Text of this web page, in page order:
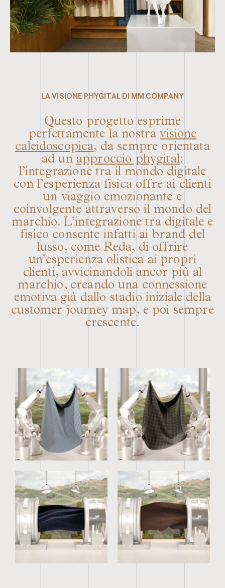
LA VISIONE PHYGITAL DI MM COMPANY
Questo progetto esprime
perfettamente la nostravisione
caleidoscopica, da sempre orientata
ad un approccio phygital:
l’integrazione tra il mondo digitale
con l’esperienza fisica offre ai clienti
un viaggio emozionante e
coinvolgente attraverso il mondo del
marchio. L’integrazione tra digitale e
fisico consente infatti ai brand del
lusso, come Reda, di offrire
un’esperienza olistica ai propri
clienti, avvicinandoli ancor più al
marchio, creando una connessione
emotiva già dallo stadio iniziale della
customer journey map, e poi sempre
crescente.